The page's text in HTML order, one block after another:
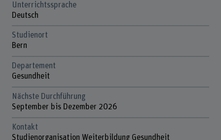
Unterrichtssprache
Deutsch
Studienort
Bern
Departement
Gesundheit
Nächste Durchführung
September bis Dezember 2026
Kontakt
Studienorganisation Weiterbildung Gesundheit